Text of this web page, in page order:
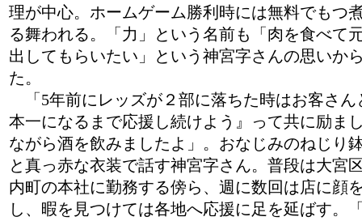
理が中心。ホームゲーム勝利時には無料でもつ
る舞われる。「力」という名前も「肉を食べて
出してもらいたい」という神宮字さんの思いか
た。
「5年前にレッズが２部に落ちた時はお客さん
本一になるまで応援し続けよう』って共に励ま
ながら酒を飲みましたよ」。おなじみのねじり
と真っ赤な衣装で話す神宮字さん。普段は大宮
内町の本社に勤務する傍ら、週に数回は店に顔
し、暇を見つけては各地へ応援に足を延ばす。